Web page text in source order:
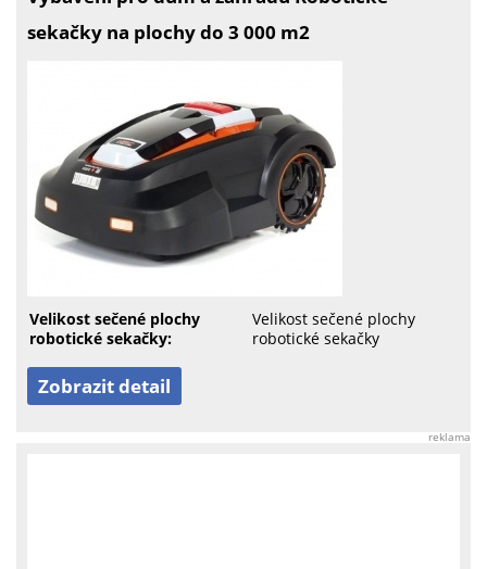
sekačky na plochy do 3 000 m2
Velikost sečené plochy
robotické sekačky:
Velikost sečené plochy
robotické sekačky
Zobrazit detail
reklama